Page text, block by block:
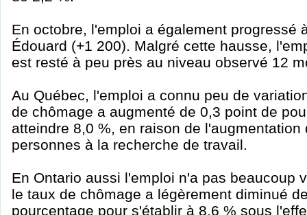
En octobre, l'emploi a également progressé
Édouard (+1 200). Malgré cette hausse,
est resté à peu près au niveau observé 12
Au Québec, l'emploi a connu peu de
de chômage a augmenté de 0,3 point de
atteindre 8,0 %, en raison de l'augmentation
personnes à la recherche de travail.
En Ontario aussi l'emploi n'a pas beaucoup
le taux de chômage a légèrement diminué
pourcentage pour s'établir à 8,6 % sous